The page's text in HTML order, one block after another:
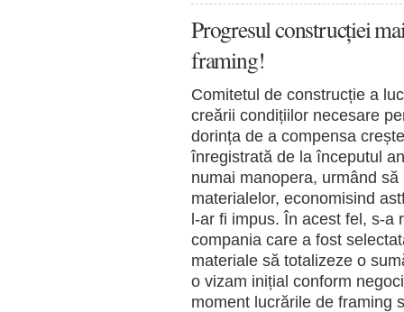
Progresul construcției
framing!
Comitetul de construcție a
creării condițiilor necesare
dorința de a compensa
înregistrată de la începutul
numai manopera, urmând
materialelor, economisind
l-ar fi impus. În acest fel, s-a
compania care a fost
materiale să totalizeze o
o vizam inițial conform
moment lucrările de framing